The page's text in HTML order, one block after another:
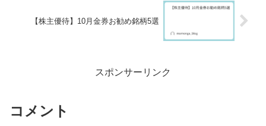
【株主優待】10月金券お勧め銘柄5選
スポンサーリンク
コメント